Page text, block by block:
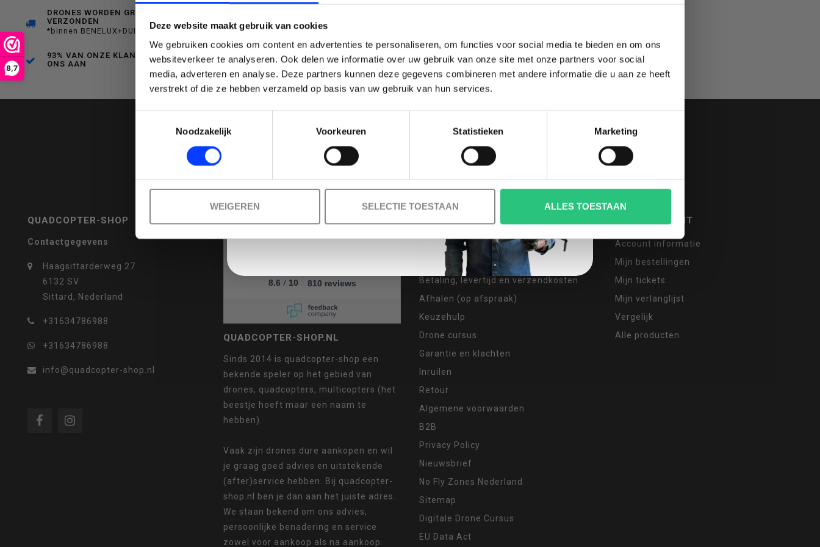
Deze website maakt gebruik van cookies
We gebruiken cookies om content en advertenties te personaliseren, om functies voor social media te bieden en om ons
websiteverkeer te analyseren. Ook delen we informatie over uw gebruik van onze site met onze partners voor social
media, adverteren en analyse. Deze partners kunnen deze gegevens combineren met andere informatie die u aan ze heeft
verstrekt of die ze hebben verzameld op basis van uw gebruik van hun services.
Noodzakelijk
Voorkeuren Statistieken Marketing
WEIGEREN SELECTIE TOESTAAN ALLES TOESTAAN
8,7
een
beschikbaar
DRONES WORDEN GRATIS
VERZONDEN
*binnen BENELUX+DUITSLAND
93% VAN ONZE KLANTEN BEVEELT
ONS AAN
QUADCOPTER-SHOP
Contactgegevens
Haagsittarderweg 27
6132 SV
Sittard, Nederland
+31634786988
+31634786988
info@quadcopter-shop.nl
REVIEWS
8.6 / 10 810 reviews
QUADCOPTER-SHOP.NL
Sinds 2014 is quadcopter-shop een
bekende speler op het gebied van
drones, quadcopters, multicopters (het
beestje hoeft maar een naam te
hebben).
Vaak zijn drones dure aankopen en wil
je graag goed advies en uitstekende
(after)service hebben. Bij quadcopter-
shop.nl ben je dan aan het juiste adres.
We staan bekend om ons advies,
persoonlijke benadering en service
zowel voor aankoop als na aankoop.
INFORMATIE
Over ons
Contact
Betaling, levertijd en verzendkosten
Afhalen (op afspraak)
Keuzehulp
Drone cursus
Garantie en klachten
Inruilen
Retour
Algemene voorwaarden
B2B
Privacy Policy
Nieuwsbrief
No Fly Zones Nederland
Sitemap
Digitale Drone Cursus
EU Data Act
MIJN ACCOUNT
Account informatie
Mijn bestellingen
Mijn tickets
Mijn verlanglijst
Vergelijk
Alle producten
BESTELLING!
Ontvang je welkomstkorting tot 15 euro.
Minimale besteding 100 euro .
Email